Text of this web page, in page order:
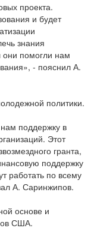
проекта.
и будет
знания
они помогли нам
- пояснил А.
политики.
поддержку в
Этот
гранта,
поддержку
работать по всему
А. Саринжипов.
основе и
США.